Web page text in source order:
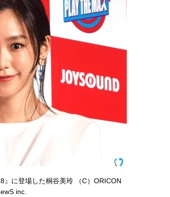
』に登場した桐谷美玲 （C）ORICON
inc.